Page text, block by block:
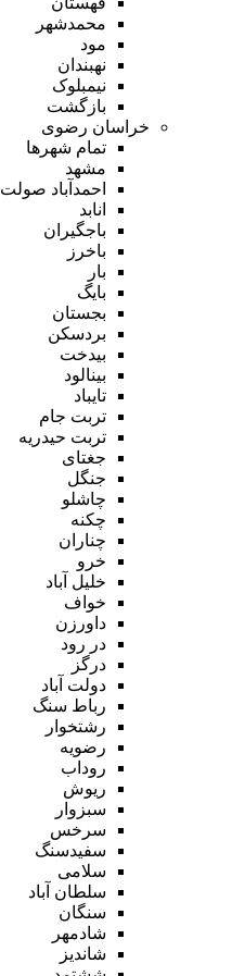
محمدشهر
مود
نهبندان
نیمبلوک
بازگشت
خراسان رضوی
تمام شهر‌ها
مشهد
احمدآباد صولت
انابد
باجگیران
باخرز
بار
بایگ
بجستان
بردسکن
بیدخت
بینالود
تایباد
تربت جام
تربت حیدریه
جغتای
جنگل
چاشلو
چکنه
چناران
خرو
خلیل آباد
خواف
داورزن
در رود
درگز
دولت آباد
رباط سنگ
رشتخوار
رضویه
روداب
ریوش
سبزوار
سرخس
سفیدسنگ
سلامی
سلطان آباد
سنگان
شادمهر
شاندیز